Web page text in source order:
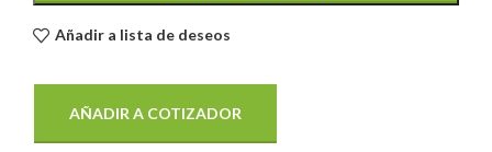
Añadir a lista de deseos
AÑADIR A COTIZADOR